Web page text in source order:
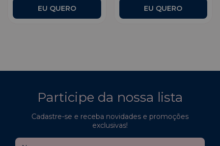
Participe da nossa lista
Cadastre-se e receba novidades e promoções
exclusivas!